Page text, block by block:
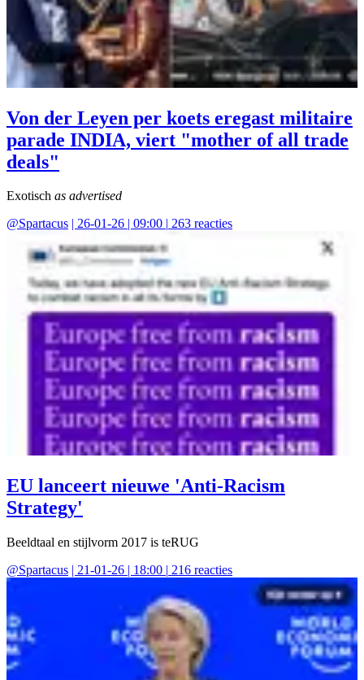
Von der Leyen per koets eregast militaire
parade INDIA, viert "mother of all trade
deals"
Exotisch as advertised
@Spartacus 26-01-26 | 09:00 263 reacties
EU lanceert nieuwe 'Anti-Racism
Strategy'
Beeldtaal en stijlvorm 2017 is teRUG
@Spartacus | 21-01-26 | 18:00 | 216 reacties